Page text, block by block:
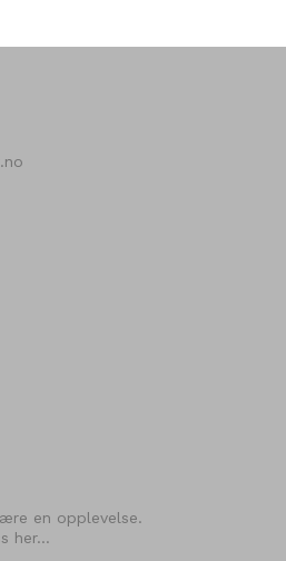
en opplevelse.
her…